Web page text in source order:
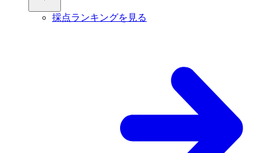
採点ランキングを見る